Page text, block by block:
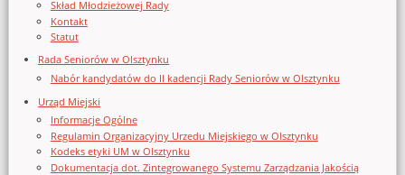
Skład Młodzieżowej Rady
Kontakt
Statut
Rada Seniorów w Olsztynku
Nabór kandydatów do II kadencji Rady Seniorów w Olsztynku
Urząd Miejski
Informacje Ogólne
Regulamin Organizacyjny Urzedu Miejskiego w Olsztynku
Kodeks etyki UM w Olsztynku
Dokumentacja dot. Zintegrowanego Systemu Zarządzania Jakością